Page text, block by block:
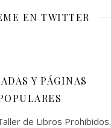
EN TWITTER
Y PÁGINAS
de Libros Prohibidos.